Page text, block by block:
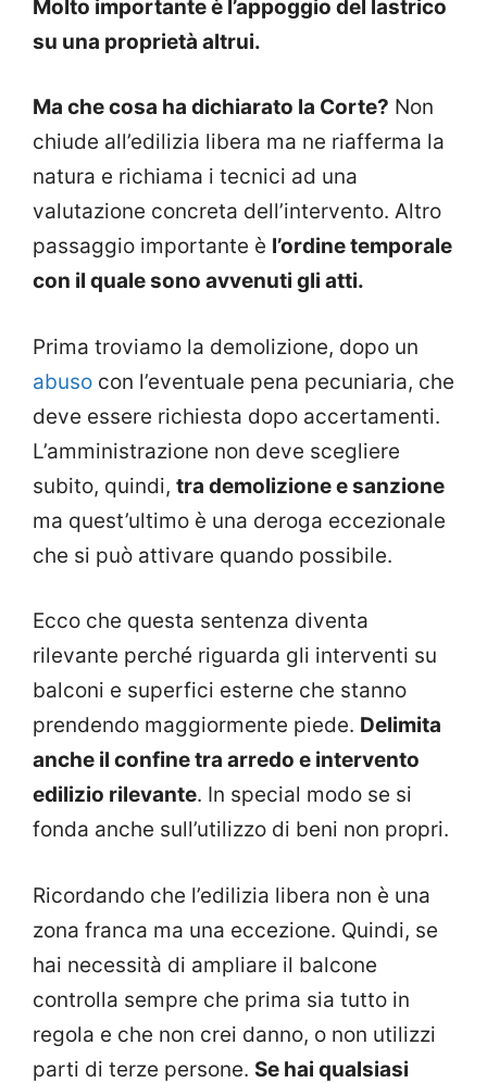
Molto importante è l’appoggio del lastrico
su una proprietà altrui.
Ma che cosa ha dichiarato la Corte? Non
chiude all’edilizia libera ma ne riafferma la
natura e richiama i tecnici ad una
valutazione concreta dell’intervento. Altro
passaggio importante è l’ordine temporale
con il quale sono avvenuti gli atti.
Prima troviamo la demolizione, dopo un
abuso con l’eventuale pena pecuniaria, che
deve essere richiesta dopo accertamenti.
L’amministrazione non deve scegliere
subito, quindi, tra demolizione e sanzione
ma quest’ultimo è una deroga eccezionale
che si può attivare quando possibile.
Ecco che questa sentenza diventa
rilevante perché riguarda gli interventi su
balconi e superfici esterne che stanno
prendendo maggiormente piede. Delimita
anche il confine tra arredo e intervento
edilizio rilevante. In special modo se si
fonda anche sull’utilizzo di beni non propri.
Ricordando che l’edilizia libera non è una
zona franca ma una eccezione. Quindi, se
hai necessità di ampliare il balcone
controlla sempre che prima sia tutto in
regola e che non crei danno, o non utilizzi
parti di terze persone. Se hai qualsiasi